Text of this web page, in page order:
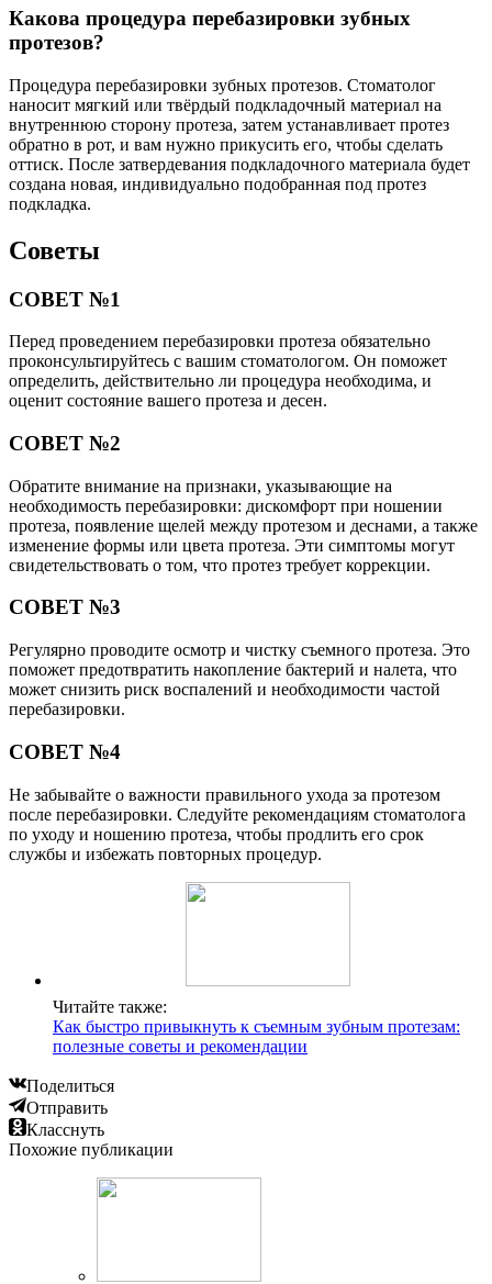
Какова процедура перебазировки зубных
протезов?
Процедура перебазировки зубных протезов. Стоматолог
наносит мягкий или твёрдый подкладочный материал на
внутреннюю сторону протеза, затем устанавливает протез
обратно в рот, и вам нужно прикусить его, чтобы сделать
оттиск. После затвердевания подкладочного материала будет
создана новая, индивидуально подобранная под протез
подкладка.
Советы
СОВЕТ №1
Перед проведением перебазировки протеза обязательно
проконсультируйтесь с вашим стоматологом. Он поможет
определить, действительно ли процедура необходима, и
оценит состояние вашего протеза и десен.
СОВЕТ №2
Обратите внимание на признаки, указывающие на
необходимость перебазировки: дискомфорт при ношении
протеза, появление щелей между протезом и деснами, а также
изменение формы или цвета протеза. Эти симптомы могут
свидетельствовать о том, что протез требует коррекции.
СОВЕТ №3
Регулярно проводите осмотр и чистку съемного протеза. Это
поможет предотвратить накопление бактерий и налета, что
может снизить риск воспалений и необходимости частой
перебазировки.
СОВЕТ №4
Не забывайте о важности правильного ухода за протезом
после перебазировки. Следуйте рекомендациям стоматолога
по уходу и ношению протеза, чтобы продлить его срок
службы и избежать повторных процедур.
Читайте также:
Как быстро привыкнуть к съемным зубным протезам:
полезные советы и рекомендации
Поделиться
Отправить
Класснуть
Похожие публикации